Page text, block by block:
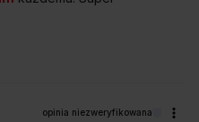
opinia niezweryfikowana